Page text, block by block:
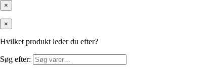
×
×
Hvilket produkt leder du efter?
Søg efter: